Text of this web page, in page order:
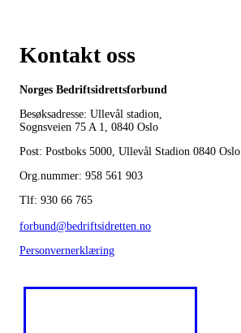
Kontakt oss
Norges Bedriftsidrettsforbund
Besøksadresse: Ullevål stadion,
Sognsveien 75 A 1, 0840 Oslo
Post: Postboks 5000, Ullevål Stadion 0840 Oslo
Org.nummer: 958 561 903
Tlf: 930 66 765
forbund@bedriftsidretten.no
Personvernerklæring